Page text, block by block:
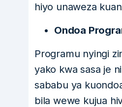
hiyo unaweza
Ondoa
Programu nyingi
yako kwa sasa je
sababu ya
bila wewe kujua